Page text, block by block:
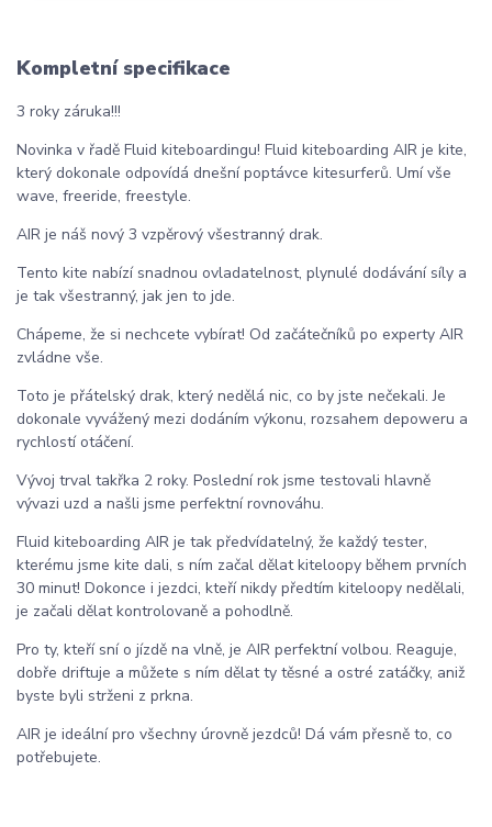
Kompletní specifikace
3 roky záruka!!!
Novinka v řadě Fluid kiteboardingu! Fluid kiteboarding AIR je kite,
který dokonale odpovídá dnešní poptávce kitesurferů. Umí vše
wave, freeride, freestyle.
AIR je náš nový 3 vzpěrový všestranný drak.
Tento kite nabízí snadnou ovladatelnost, plynulé dodávání síly a
je tak všestranný, jak jen to jde.
Chápeme, že si nechcete vybírat! Od začátečníků po experty AIR
zvládne vše.
Toto je přátelský drak, který nedělá nic, co by jste nečekali. Je
dokonale vyvážený mezi dodáním výkonu, rozsahem depoweru a
rychlostí otáčení.
Vývoj trval takřka 2 roky. Poslední rok jsme testovali hlavně
vývazi uzd a našli jsme perfektní rovnováhu.
Fluid kiteboarding AIR je tak předvídatelný, že každý tester,
kterému jsme kite dali, s ním začal dělat kiteloopy během prvních
30 minut! Dokonce i jezdci, kteří nikdy předtím kiteloopy nedělali,
je začali dělat kontrolovaně a pohodlně.
Pro ty, kteří sní o jízdě na vlně, je AIR perfektní volbou. Reaguje,
dobře driftuje a můžete s ním dělat ty těsné a ostré zatáčky, aniž
byste byli strženi z prkna.
AIR je ideální pro všechny úrovně jezdců! Dá vám přesně to, co
potřebujete.